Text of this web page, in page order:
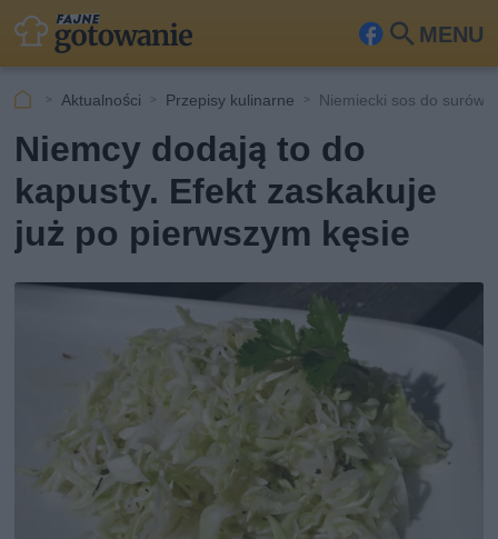
MENU
Fa
ook
Szu
kaj
Aktualności Przepisy kulinarne Niemiecki sos do surówki
Niemcy dodają to do
kapusty. Efekt zaskakuje
już po pierwszym kęsie